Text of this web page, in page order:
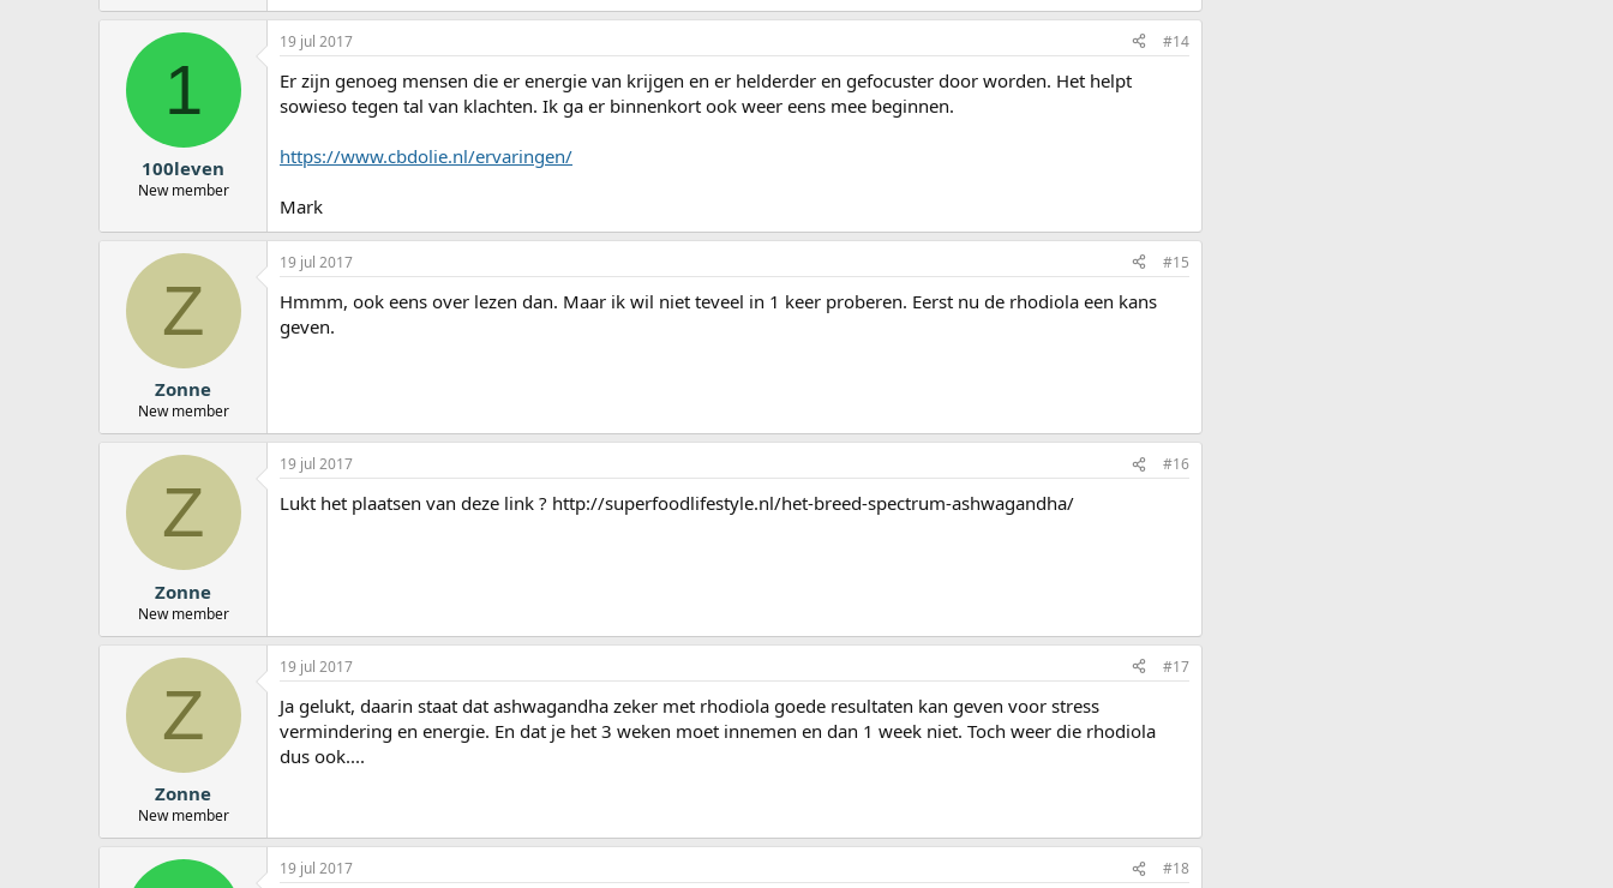
1
100leven
New member
19 jul 2017 #14
Er zijn genoeg mensen die er energie van krijgen en er helderder en gefocuster door worden. Het helpt
sowieso tegen tal van klachten. Ik ga er binnenkort ook weer eens mee beginnen.
https://www.cbdolie.nl/ervaringen/
Mark
Z
Zonne
New member
19 jul 2017 #15
Hmmm, ook eens over lezen dan. Maar ik wil niet teveel in 1 keer proberen. Eerst nu de rhodiola een kans
geven.
Z
Zonne
New member
19 jul 2017 #16
Lukt het plaatsen van deze link ? http://superfoodlifestyle.nl/het-breed-spectrum-ashwagandha/
Z
Zonne
New member
19 jul 2017 #17
Ja gelukt, daarin staat dat ashwagandha zeker met rhodiola goede resultaten kan geven voor stress
vermindering en energie. En dat je het 3 weken moet innemen en dan 1 week niet. Toch weer die rhodiola
dus ook....
19 jul 2017 #18